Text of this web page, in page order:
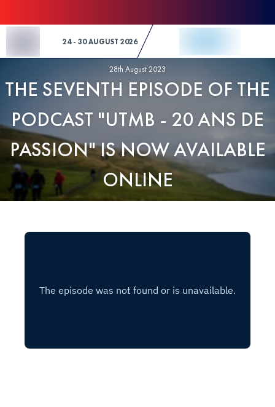
24 - 30 AUGUST 2026
28th August 2023
THE SEVENTH EPISODE OF THE
PODCAST "UTMB - 20 ANS DE
PASSION" IS NOW AVAILABLE
ONLINE